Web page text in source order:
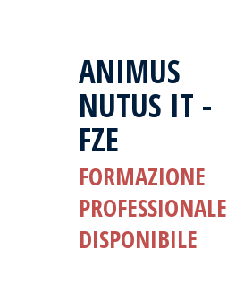
ANIMUS
NUTUS IT -
FZE
FORMAZIONE
PROFESSIONALE
DISPONIBILE